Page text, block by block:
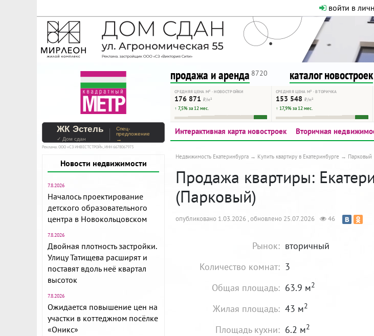
войти в
На Метре реклама - только нормальная.
Помогайте независимому ресурсу, как он
продажа и аренда 8720 каталог новостроек
СРЕДНЯЯ ЦЕНА М² · НОВОСТРОЙКИ
176 871 ₽/м²
↑ 7,5% за 12 мес.
СРЕДНЯЯ ЦЕНА М² · ВТОРИЧКА
153 548 ₽/м²
↑ 17,9% за 12 мес.
ЖК Эстель
✓ Дом сдан
Спец-
предложение
→
Реклама. ООО «СЗ ИНВЕСТСТРОЙ», ИНН 6678067973
Новости недвижимости
7.8.2026
Началось проектирование
детского образовательного
центра в Новокольцовском
7.8.2026
Двойная плотность застройки.
Улицу Татищева расширят и
поставят вдоль неё квартал
высоток
7.8.2026
Ожидается повышение цен на
участки в коттеджном посёлке
«Оникс»
Интерактивная карта новостроек Вторичная
Недвижимость Екатеринбурга Купить квартиру в Екатеринбурге Парковый
Продажа квартиры:
(Парковый)
опубликовано 1.03.2026 , обновлено 25.07.2026 46
Рынок: вторичный
Количество комнат: 3
Общая площадь: 63.9 м2
Жилая площадь: 43 м2
Площадь кухни: 6.2 м2